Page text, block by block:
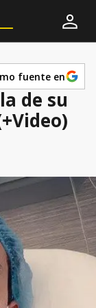
fuente en
de su